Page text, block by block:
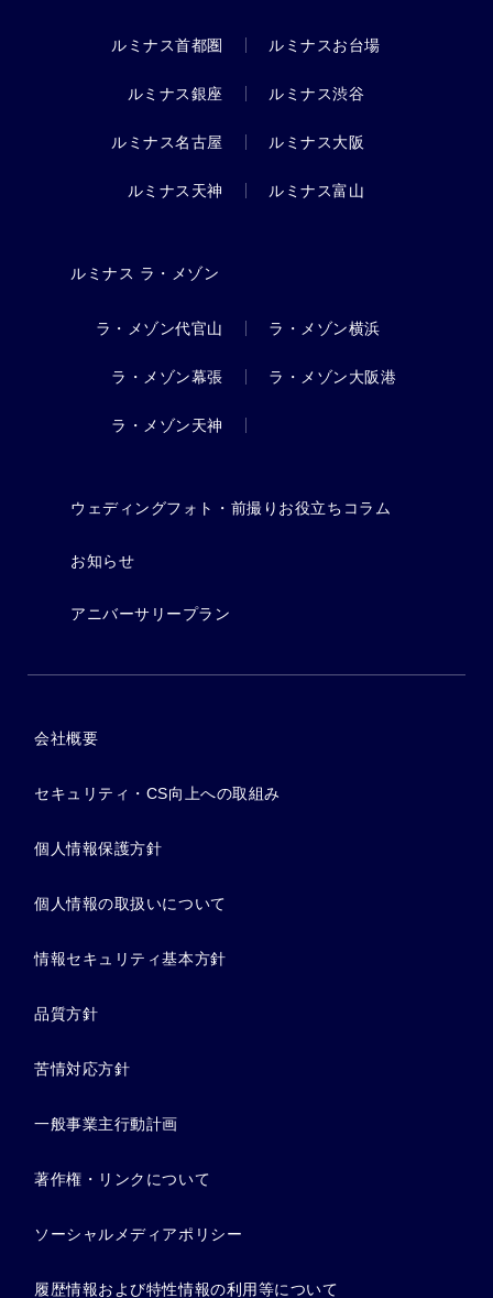
ルミナス首都圏 ルミナスお台場
ルミナス銀座 ルミナス渋谷
ルミナス名古屋 ルミナス大阪
ルミナス天神 ルミナス富山
ルミナス ラ・メゾン
ラ・メゾン代官山 ラ・メゾン横浜
ラ・メゾン幕張 ラ・メゾン大阪港
ラ・メゾン天神
ウェディングフォト・前撮りお役立ちコラム
お知らせ
アニバーサリープラン
会社概要
セキュリティ・CS向上への取組み
個人情報保護方針
個人情報の取扱いについて
情報セキュリティ基本方針
品質方針
苦情対応方針
一般事業主行動計画
著作権・リンクについて
ソーシャルメディアポリシー
履歴情報および特性情報の利用等について